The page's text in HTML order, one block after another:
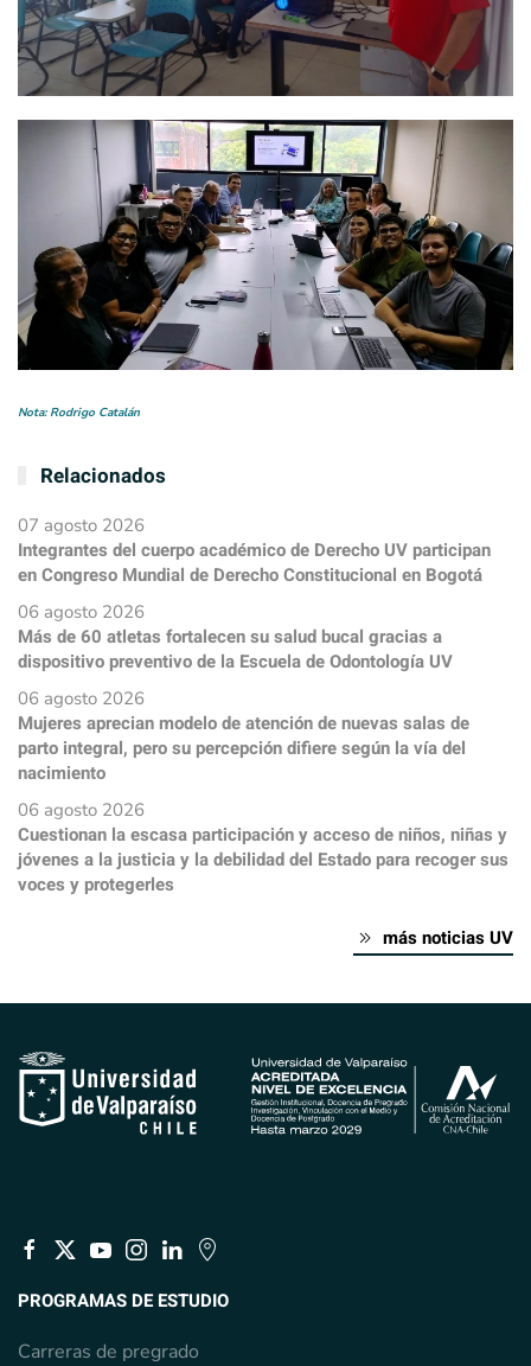
Nota: Rodrigo Catalán
Relacionados
07 agosto 2026
Integrantes del cuerpo académico de Derecho UV participan
en Congreso Mundial de Derecho Constitucional en Bogotá
06 agosto 2026
Más de 60 atletas fortalecen su salud bucal gracias a
dispositivo preventivo de la Escuela de Odontología UV
06 agosto 2026
Mujeres aprecian modelo de atención de nuevas salas de
parto integral, pero su percepción difiere según la vía del
nacimiento
06 agosto 2026
Cuestionan la escasa participación y acceso de niños, niñas y
jóvenes a la justicia y la debilidad del Estado para recoger sus
voces y protegerles
más noticias UV
PROGRAMAS DE ESTUDIO
Carreras de pregrado